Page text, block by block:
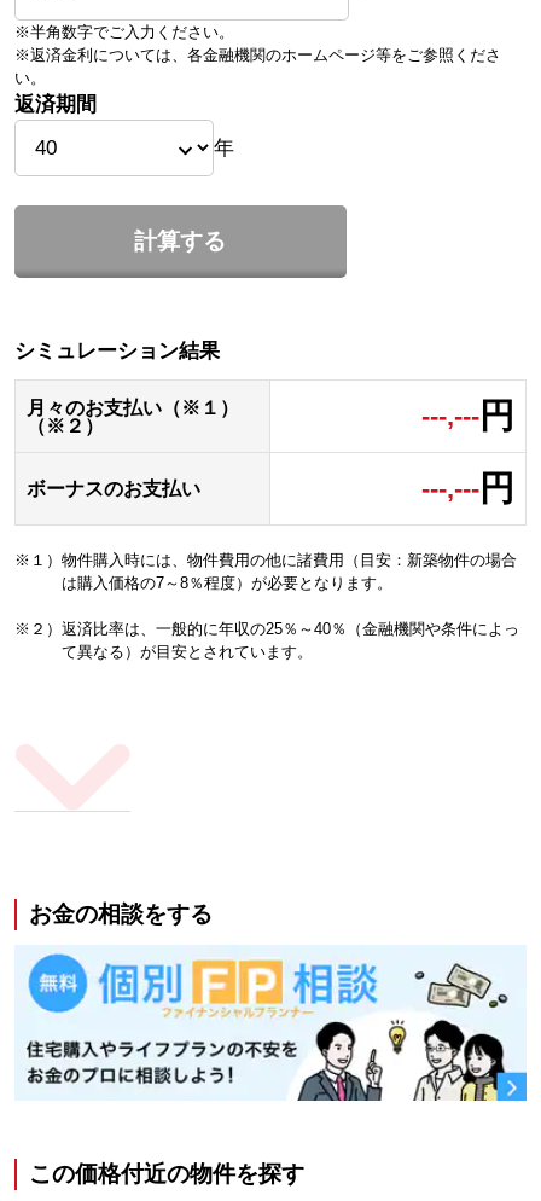
※半角数字でご入力ください。
※返済金利については、各金融機関のホームページ等をご参照くださ
い。
返済期間
年
計算する
シミュレーション結果
月々のお支払い（※１）
（※２）
---,---円
ボーナスのお支払い ---,---円
※１）物件購入時には、物件費用の他に諸費用（目安：新築物件の場合
は購入価格の7～8％程度）が必要となります。
※２）返済比率は、一般的に年収の25％～40％（金融機関や条件によっ
て異なる）が目安とされています。
お金の相談をする
この価格付近の物件を探す